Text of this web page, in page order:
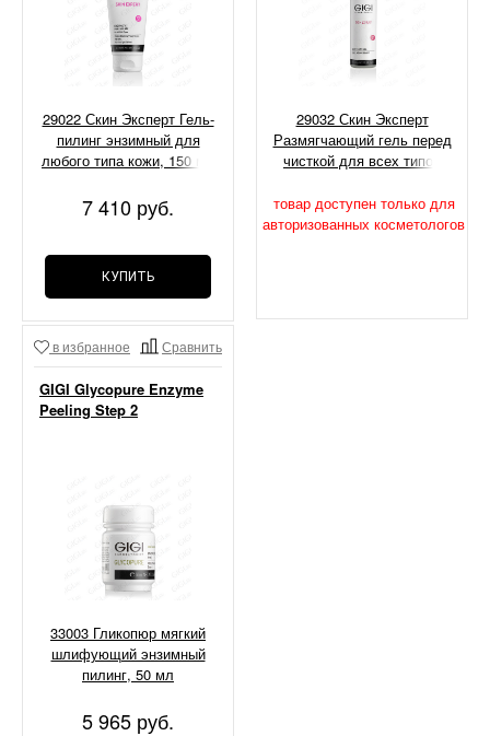
29022 Скин Эксперт Гель-
пилинг энзимный для
любого типа кожи, 150 мл
7 410 руб.
КУПИТЬ
29032 Скин Эксперт
Размягчающий гель перед
чисткой для всех типов
товар доступен только для
авторизованных косметологов
в избранное Сравнить
GIGI Glycopure Enzyme
Peeling Step 2
33003 Гликопюр мягкий
шлифующий энзимный
пилинг, 50 мл
5 965 руб.